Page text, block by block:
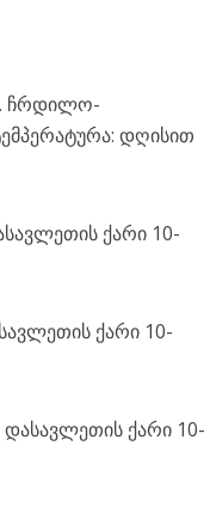
ჩრდილო-
დღისით
ქარი 10-
ქარი 10-
ქარი 10-